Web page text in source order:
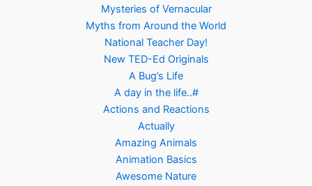
Mysteries of Vernacular
Myths from Around the World
National Teacher Day!
New TED-Ed Originals
A Bug’s Life
A day in the life..#
Actions and Reactions
Actually
Amazing Animals
Animation Basics
Awesome Nature